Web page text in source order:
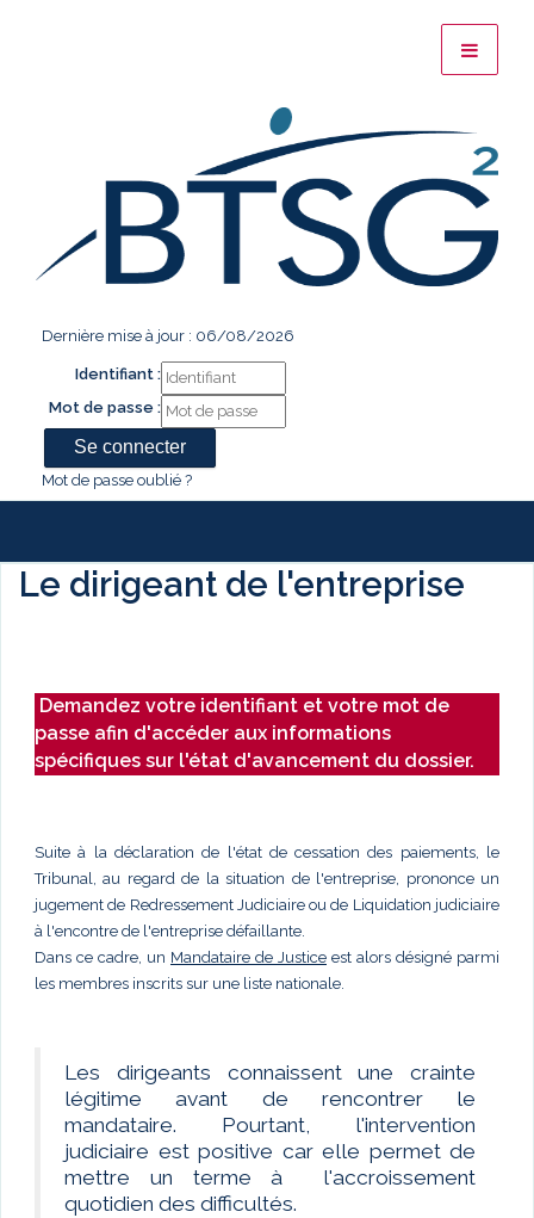
Dernière mise à jour : 06/08/2026
Identifiant :
Mot de passe :
Mot de passe oublié ?
Le dirigeant de l'entreprise
Demandez votre identifiant et votre mot de
passe afin d'accéder aux informations
spécifiques sur l'état d'avancement du dossier.
Suite à la déclaration de l'état de cessation des paiements, le
Tribunal, au regard de la situation de l'entreprise, prononce un
jugement de Redressement Judiciaire ou de Liquidation judiciaire
à l'encontre de l'entreprise défaillante.
Dans ce cadre, un Mandataire de Justice est alors désigné parmi
les membres inscrits sur une liste nationale.
Les dirigeants connaissent une crainte
légitime avant de rencontrer le
mandataire. Pourtant, l'intervention
judiciaire est positive car elle permet de
mettre un terme à l'accroissement
quotidien des difficultés.